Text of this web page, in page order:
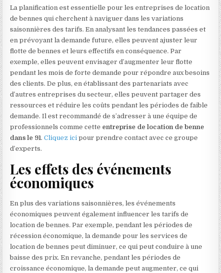
La planification est essentielle pour les entreprises de location
de bennes qui cherchent à naviguer dans les variations
saisonnières des tarifs. En analysant les tendances passées et
en prévoyant la demande future, elles peuvent ajuster leur
flotte de bennes et leurs effectifs en conséquence. Par
exemple, elles peuvent envisager d’augmenter leur flotte
pendant les mois de forte demande pour répondre aux besoins
des clients. De plus, en établissant des partenariats avec
d’autres entreprises du secteur, elles peuvent partager des
ressources et réduire les coûts pendant les périodes de faible
demande. Il est recommandé de s’adresser à une équipe de
professionnels comme cette entreprise de location de benne
dans le 91.Cliquez ici pour prendre contact avec ce groupe
d’experts.
Les effets des événements
économiques
En plus des variations saisonnières, les événements
économiques peuvent également influencer les tarifs de
location de bennes. Par exemple, pendant les périodes de
récession économique, la demande pour les services de
location de bennes peut diminuer, ce qui peut conduire à une
baisse des prix. En revanche, pendant les périodes de
croissance économique, la demande peut augmenter, ce qui